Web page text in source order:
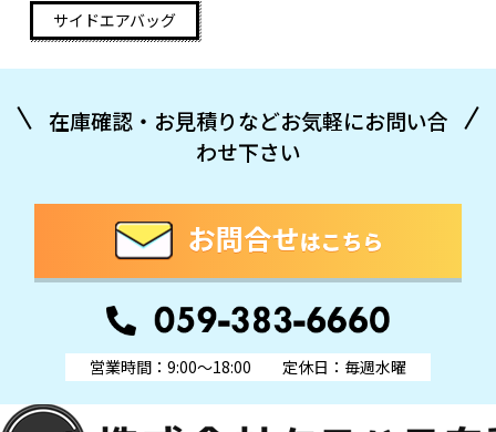
サイドエアバッグ
在庫確認・お見積りなどお気軽にお問い合
わせ下さい
営業時間：9:00～18:00 定休日：毎週水曜